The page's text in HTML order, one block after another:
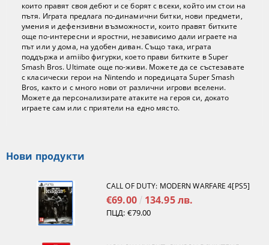
които правят своя дебют и се борят с всеки, който им стои на
пътя. Играта предлага по-динамични битки, нови предмети,
умения и дефензивни възможности, които правят битките
още по-интересни и яростни, независимо дали играете на
път или у дома, на удобен диван. Също така, играта
поддържа и amiibo фигурки, което прави битките в Super
Smash Bros. Ultimate още по-живи. Можете да се състезавате
с класически герои на Nintendo и поредицата Super Smash
Bros, както и с много нови от различни игрови вселени.
Можете да персонализирате атаките на героя си, докато
играете сам или с приятели на едно място.
Нови продукти
CALL OF DUTY: MODERN WARFARE 4[PS5]
€69.00 134.95 лв.
ПЦД: €79.00